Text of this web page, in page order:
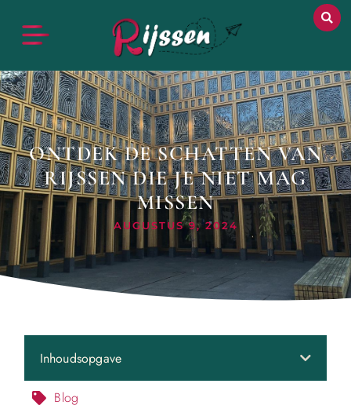
ONTDEK DE SCHATTEN VAN
RIJSSEN DIE JE NIET MAG
MISSEN
AUGUSTUS 9, 2024
Inhoudsopgave
Blog